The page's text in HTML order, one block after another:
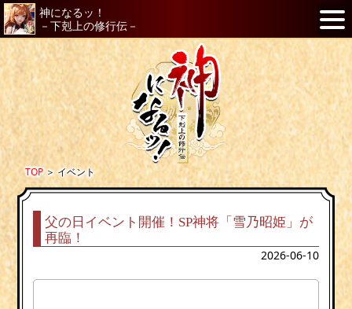
神になるッ！
－下剋上の修行伝－
TOP＞イベント
父の日イベント開催！SP神将「雪乃昭姫」が
再臨！
2026-06-10